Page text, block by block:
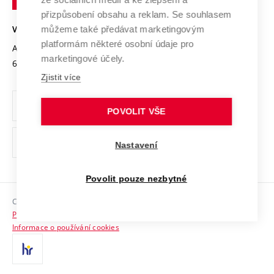
Open Science
Projekty
Projekty ze strukturálních fondů
Specifický výzkum
Univerzitní sítě
Bezpečná univerzita
Vyznamenání
Organizační struktura
Ochrana osobních údajů
odkaz)
Sociální bezpečí
HR Award
Kontakty
Brně
VYSOKÉ UČENÍ TECHNICKÉ V BRNĚ
Antonínská 548/1
602 00 Brno
www.vut.cz
vut@vutbr.cz
Copyright © 2026 VUT
Prohlášení o přístupnosti
Informace o používání cookies
přizpůsobení obsahu a reklam. Se souhlasem
můžeme také předávat marketingovým
platformám některé osobní údaje pro
marketingové účely.
Zjistit více
POVOLIT VŠE
Nastavení
Povolit pouze nezbytné